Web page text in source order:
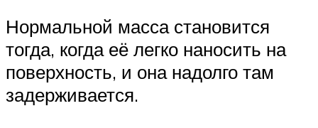
Нормальной масса становится
тогда, когда её легко наносить на
поверхность, и она надолго там
задерживается.